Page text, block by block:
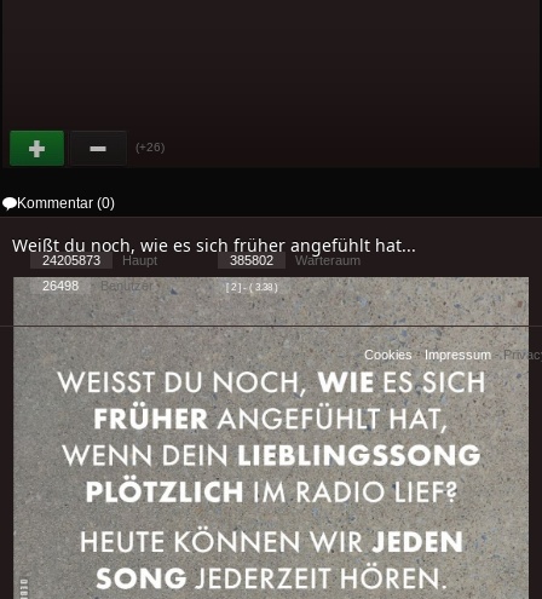
(+26)
Kommentar (0)
Weißt du noch, wie es sich früher angefühlt hat...
24205873 Haupt 385802
Warteraum
26498
Benutzer [ 2 ] - ( 3.38 )
Cookies-Impressum-